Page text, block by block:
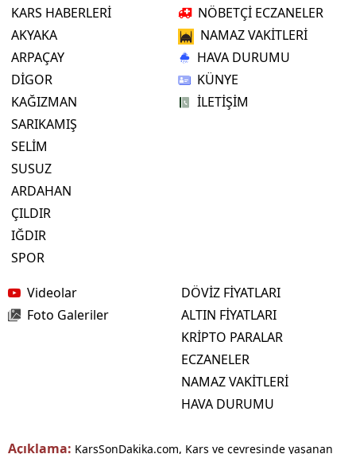
KARS HABERLERİ
AKYAKA
ARPAÇAY
DİGOR
KAĞIZMAN
SARIKAMIŞ
SELİM
SUSUZ
ARDAHAN
ÇILDIR
IĞDIR
SPOR
NÖBETÇİ ECZANELER
NAMAZ VAKİTLERİ
HAVA DURUMU
KÜNYE
İLETİŞİM
Videolar
Foto Galeriler
DÖVİZ FİYATLARI
ALTIN FİYATLARI
KRİPTO PARALAR
ECZANELER
NAMAZ VAKİTLERİ
HAVA DURUMU
Açıklama: KarsSonDakika.com, Kars ve çevresinde yaşanan